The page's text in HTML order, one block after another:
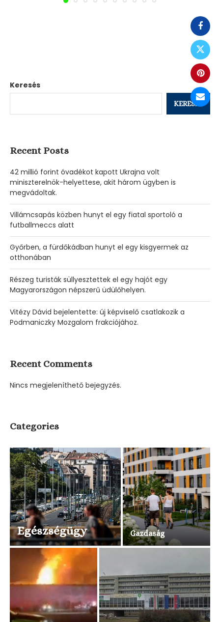
Keresés
KERESÉS
Recent Posts
42 millió forint óvadékot kapott Ukrajna volt
miniszterelnök-helyettese, akit három ügyben is
megvádoltak.
Villámcsapás közben hunyt el egy fiatal sportoló a
futballmeccs alatt
Győrben, a fürdőkádban hunyt el egy kisgyermek az
otthonában
Részeg turisták süllyesztettek el egy hajót egy
Magyarországon népszerű üdülőhelyen.
Vitézy Dávid bejelentette: új képviselő csatlakozik a
Podmaniczky Mozgalom frakciójához.
Recent Comments
Nincs megjeleníthető bejegyzés.
Categories
Egészségügy Gazdaság